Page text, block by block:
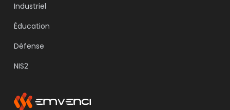
Industriel
Éducation
Défense
NIS2